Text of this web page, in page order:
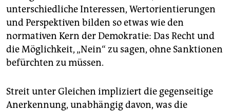
epaper login
unterschiedliche Interessen, Wertorientierungen
und Perspektiven bilden so etwas wie den
normativen Kern der Demokratie: Das Recht und
die Möglichkeit, „Nein“ zu sagen, ohne Sanktionen
befürchten zu müssen.
Streit unter Gleichen impliziert die gegenseitige
Anerkennung, unabhängig davon, was die